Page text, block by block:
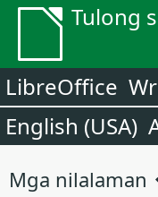
Tulong
LibreOffice
English (USA)
Mga nilalaman